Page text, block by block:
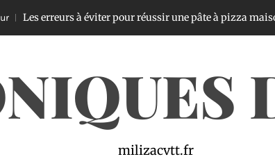
à éviter pour réussir une pâte à pizza maison Il y
milizacvtt.fr